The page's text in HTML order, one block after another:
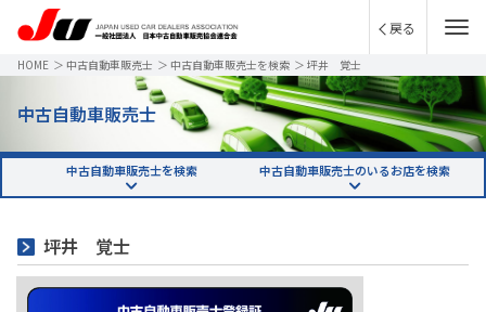
戻る
HOME ＞ 中古自動車販売士 ＞ 中古自動車販売士を検索 ＞ 坪井 覚士
中古自動車販売士
中古自動車販売士を検索 中古自動車販売士のいるお店を検索
坪井 覚士